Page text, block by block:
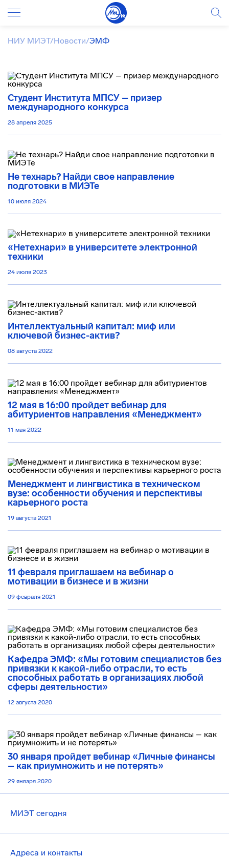
НИУ МИЭТ/Новости/ЭМФ
Студент Института МПСУ – призер
международного конкурса
28 апреля 2025
Не технарь? Найди свое направление
подготовки в МИЭТе
10 июля 2024
«Нетехнари» в университете электронной
техники
24 июля 2023
Интеллектуальный капитал: миф или
ключевой бизнес-актив?
08 августа 2022
12 мая в 16:00 пройдет вебинар для
абитуриентов направления «Менеджмент»
11 мая 2022
Менеджмент и лингвистика в техническом
вузе: особенности обучения и перспективы
карьерного роста
19 августа 2021
11 февраля приглашаем на вебинар о
мотивации в бизнесе и в жизни
09 февраля 2021
Кафедра ЭМФ: «Мы готовим специалистов без
привязки к какой-либо отрасли, то есть
способных работать в организациях любой
сферы деятельности»
12 августа 2020
30 января пройдет вебинар «Личные финансы
– как приумножить и не потерять»
29 января 2020
МИЭТ сегодня
Адреса и контакты